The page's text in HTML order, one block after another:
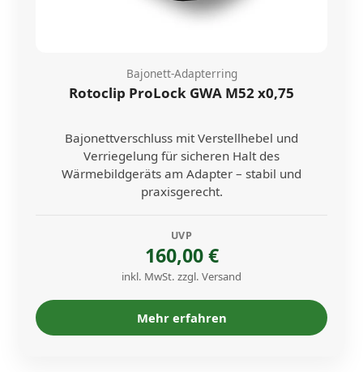
Bajonett-Adapterring
Rotoclip ProLock GWA M52 x0,75
Bajonettverschluss mit Verstellhebel und
Verriegelung für sicheren Halt des
Wärmebildgeräts am Adapter – stabil und
praxisgerecht.
UVP
160,00 €
inkl. MwSt. zzgl. Versand
Mehr erfahren